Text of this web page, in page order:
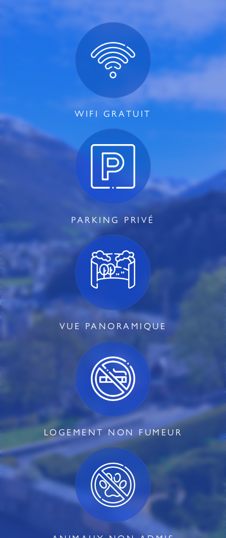
WIFI GRATUIT
PARKING PRIVÉ
VUE PANORAMIQUE
LOGEMENT NON FUMEUR